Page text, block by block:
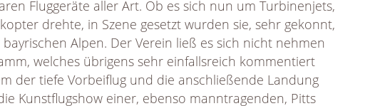
Fluggeräte aller Art. Ob es sich nun um Turbinenjets,
drehte, in Szene gesetzt wurden sie, sehr gekonnt,
Alpen. Der Verein ließ es sich nicht nehmen
welches übrigens sehr einfallsreich kommentiert
der tiefe Vorbeiflug und die anschließende Landung
Kunstflugshow einer, ebenso manntragenden, Pitts